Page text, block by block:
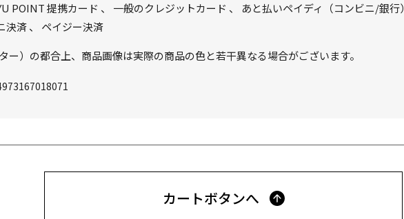
POINT 提携カード 、 一般のクレジットカード 、 あと払いペイディ（コンビニ/銀行）
決済、 ペイジー決済
ー）の都合上、商品画像は実際の商品の色と若干異なる場合がございます。
カートボタンへ